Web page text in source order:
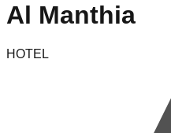
Al Manthia
HOTEL